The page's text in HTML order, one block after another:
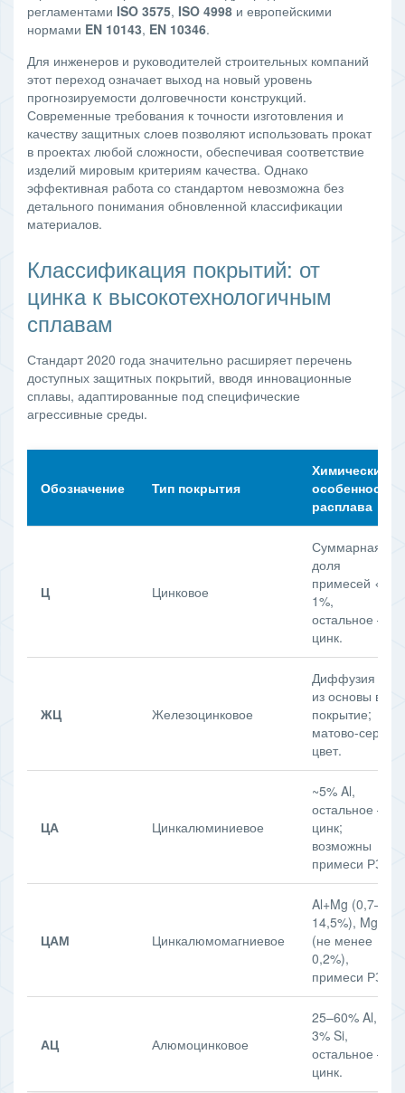
регламентами ISO 3575, ISO 4998 и европейскими
нормами EN 10143, EN 10346.
Для инженеров и руководителей строительных компаний
этот переход означает выход на новый уровень
прогнозируемости долговечности конструкций.
Современные требования к точности изготовления и
качеству защитных слоев позволяют использовать прокат
в проектах любой сложности, обеспечивая соответствие
изделий мировым критериям качества. Однако
эффективная работа со стандартом невозможна без
детального понимания обновленной классификации
материалов.
Классификация покрытий: от
цинка к высокотехнологичным
сплавам
Стандарт 2020 года значительно расширяет перечень
доступных защитных покрытий, вводя инновационные
сплавы, адаптированные под специфические
агрессивные среды.
Обозначение Тип покрытия
Химические
особенности
расплава
Ц Цинковое
Суммарная
доля
примесей <
1%,
остальное —
цинк.
ЖЦ Железоцинковое
Диффузия Fe
из основы в
покрытие;
матово-серый
цвет.
ЦА Цинкалюминиевое
~5% Al,
остальное —
цинк;
возможны
примеси РЗМ.
ЦАМ Цинкалюмомагниевое
Al+Mg (0,7–
14,5%), Mg
(не менее
0,2%),
примеси РЗМ.
АЦ Алюмоцинковое
25–60% Al, до
3% Si,
остальное —
цинк.